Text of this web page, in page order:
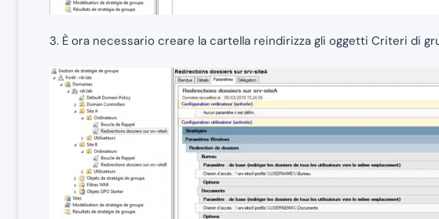
3. È ora necessario creare la cartella reindirizza gli oggetti Criteri di